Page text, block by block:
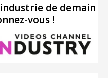
de demain
vous !